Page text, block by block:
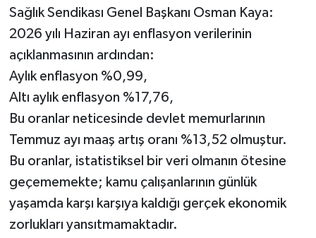
Sağlık Sendikası Genel Başkanı Osman Kaya:
2026 yılı Haziran ayı enflasyon verilerinin
açıklanmasının ardından:
Aylık enflasyon %0,99,
Altı aylık enflasyon %17,76,
Bu oranlar neticesinde devlet memurlarının
Temmuz ayı maaş artış oranı %13,52 olmuştur.
Bu oranlar, istatistiksel bir veri olmanın ötesine
geçememekte; kamu çalışanlarının günlük
yaşamda karşı karşıya kaldığı gerçek ekonomik
zorlukları yansıtmamaktadır.